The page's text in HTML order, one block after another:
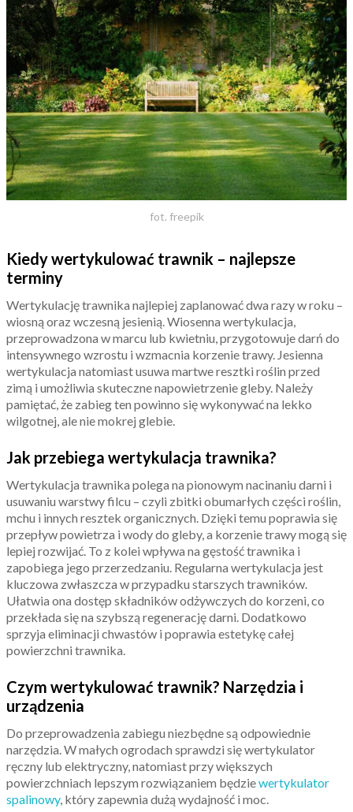
fot. freepik
Kiedy wertykulować trawnik – najlepsze
terminy
Wertykulację trawnika najlepiej zaplanować dwa razy w roku –
wiosną oraz wczesną jesienią. Wiosenna wertykulacja,
przeprowadzona w marcu lub kwietniu, przygotowuje darń do
intensywnego wzrostu i wzmacnia korzenie trawy. Jesienna
wertykulacja natomiast usuwa martwe resztki roślin przed
zimą i umożliwia skuteczne napowietrzenie gleby. Należy
pamiętać, że zabieg ten powinno się wykonywać na lekko
wilgotnej, ale nie mokrej glebie.
Jak przebiega wertykulacja trawnika?
Wertykulacja trawnika polega na pionowym nacinaniu darni i
usuwaniu warstwy filcu – czyli zbitki obumarłych części roślin,
mchu i innych resztek organicznych. Dzięki temu poprawia się
przepływ powietrza i wody do gleby, a korzenie trawy mogą się
lepiej rozwijać. To z kolei wpływa na gęstość trawnika i
zapobiega jego przerzedzaniu. Regularna wertykulacja jest
kluczowa zwłaszcza w przypadku starszych trawników.
Ułatwia ona dostęp składników odżywczych do korzeni, co
przekłada się na szybszą regenerację darni. Dodatkowo
sprzyja eliminacji chwastów i poprawia estetykę całej
powierzchni trawnika.
Czym wertykulować trawnik? Narzędzia i
urządzenia
Do przeprowadzenia zabiegu niezbędne są odpowiednie
narzędzia. W małych ogrodach sprawdzi się wertykulator
ręczny lub elektryczny, natomiast przy większych
powierzchniach lepszym rozwiązaniem będziewertykulator
spalinowy, który zapewnia dużą wydajność i moc.